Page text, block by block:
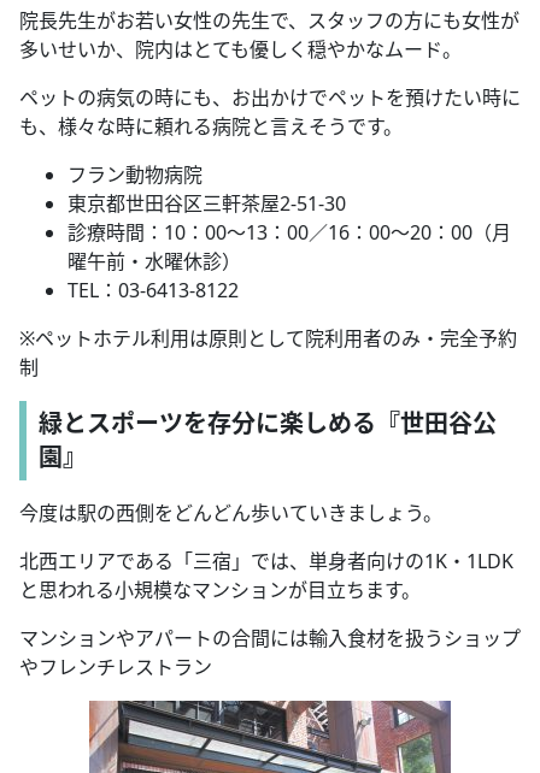
院長先生がお若い女性の先生で、スタッフの方にも女性が
多いせいか、院内はとても優しく穏やかなムード。
ペットの病気の時にも、お出かけでペットを預けたい時に
も、様々な時に頼れる病院と言えそうです。
フラン動物病院
東京都世田谷区三軒茶屋2-51-30
診療時間：10：00～13：00／16：00～20：00（月
曜午前・水曜休診）
TEL：03-6413-8122
※ペットホテル利用は原則として院利用者のみ・完全予約
制
緑とスポーツを存分に楽しめる『世田谷公
園』
今度は駅の西側をどんどん歩いていきましょう。
北西エリアである「三宿」では、単身者向けの1K・1LDK
と思われる小規模なマンションが目立ちます。
マンションやアパートの合間には輸入食材を扱うショップ
やフレンチレストラン